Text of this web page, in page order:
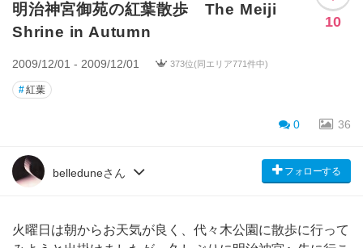
明治神宮御苑の紅葉散歩 The Meiji
Shrine in Autumn
10
2009/12/01 - 2009/12/01 373位(同エリア771件中)
#紅葉
0 36
belleduneさん フォローする
火曜日は朝からお天気が良く、代々木公園に散歩に行って